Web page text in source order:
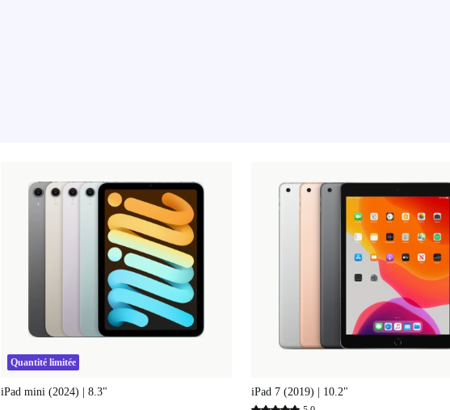
Quantité limitée
iPad mini (2024) | 8.3" iPad 7 (2019) | 10.2"